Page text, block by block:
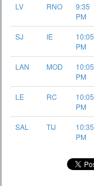
LV
RNO
9:35
PM
SJ
IE
10:05
PM
LAN
MOD
10:05
PM
LE
RC
10:05
PM
SAL
TIJ
10:35
PM